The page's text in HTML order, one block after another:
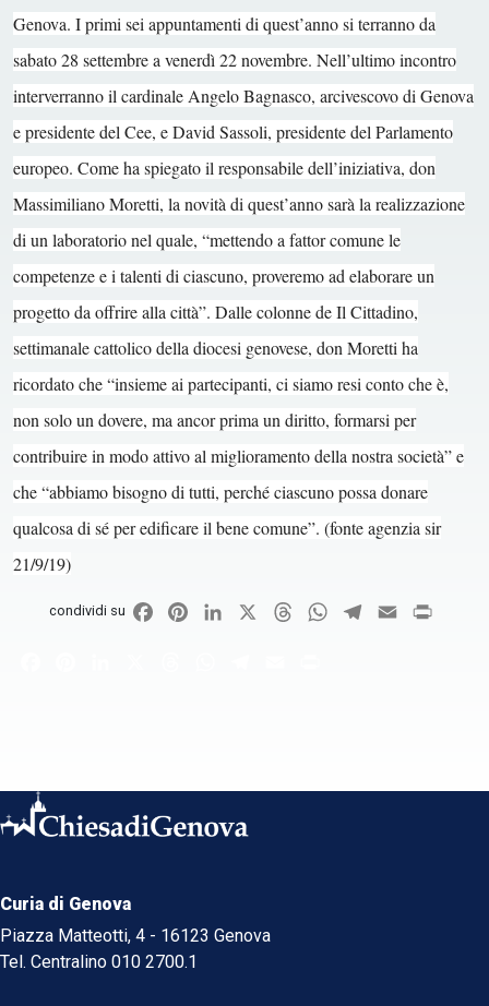
Genova. I primi sei appuntamenti di quest’anno si terranno da
sabato 28 settembre a venerdì 22 novembre. Nell’ultimo incontro
interverranno il cardinale Angelo Bagnasco, arcivescovo di Genova
e presidente del Cee, e David Sassoli, presidente del Parlamento
europeo. Come ha spiegato il responsabile dell’iniziativa, don
Massimiliano Moretti, la novità di quest’anno sarà la realizzazione
di un laboratorio nel quale, “mettendo a fattor comune le
competenze e i talenti di ciascuno, proveremo ad elaborare un
progetto da offrire alla città”. Dalle colonne de Il Cittadino,
settimanale cattolico della diocesi genovese, don Moretti ha
ricordato che “insieme ai partecipanti, ci siamo resi conto che è,
non solo un dovere, ma ancor prima un diritto, formarsi per
contribuire in modo attivo al miglioramento della nostra società” e
che “abbiamo bisogno di tutti, perché ciascuno possa donare
qualcosa di sé per edificare il bene comune”. (fonte agenzia sir
21/9/19)
condividi su FacebookPinterestLinkedIn ThreadsWhatsApp
Telegram
Email
Curia di Genova
Piazza Matteotti, 4 - 16123 Genova
Tel. Centralino 010 2700.1